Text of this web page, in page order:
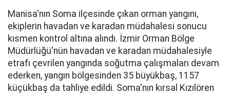
Manisa'nın Soma ilçesinde çıkan orman yangını,
ekiplerin havadan ve karadan müdahalesi sonucu
kısmen kontrol altına alındı. İzmir Orman Bölge
Müdürlüğü'nün havadan ve karadan müdahalesiyle
etrafı çevrilen yangında soğutma çalışmaları devam
ederken, yangın bölgesinden 35 büyükbaş, 1157
küçükbaş da tahliye edildi. Soma'nın kırsal Kızılören